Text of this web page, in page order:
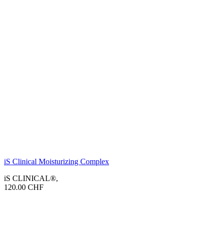
iS Clinical Moisturizing Complex
iS CLINICAL®,
120.00 CHF